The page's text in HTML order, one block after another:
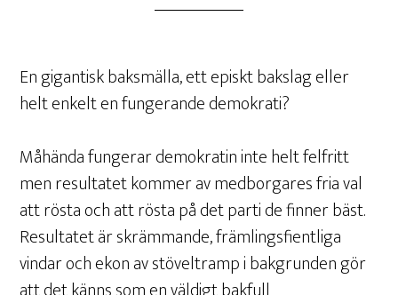
En gigantisk baksmälla, ett episkt bakslag eller
helt enkelt en fungerande demokrati?
Måhända fungerar demokratin inte helt felfritt
men resultatet kommer av medborgares fria val
att rösta och att rösta på det parti de finner bäst.
Resultatet är skrämmande, främlingsfientliga
vindar och ekon av stöveltramp i bakgrunden gör